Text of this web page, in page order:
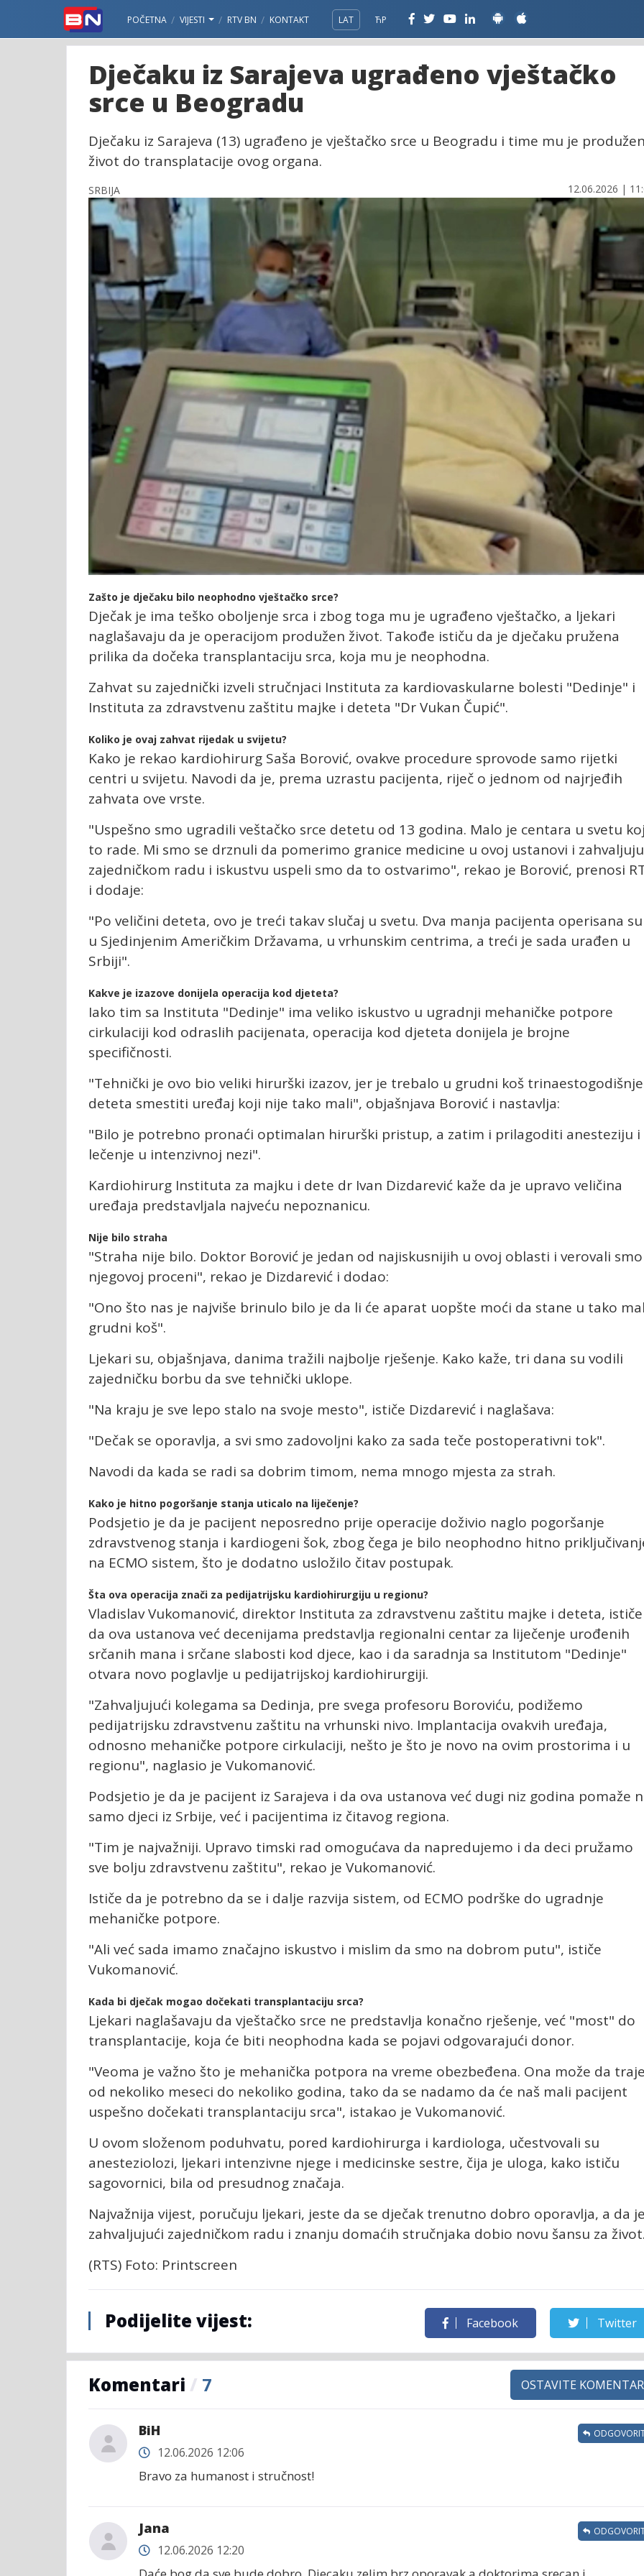
POČETNA VIJESTI RTV BN KONTAKT LAT ЋР
Dječaku iz Sarajeva ugrađeno vještačko
srce u Beogradu
Dječaku iz Sarajeva (13) ugrađeno je vještačko srce u Beogradu i time mu je
život do transplatacije ovog organa.
SRBIJA 12.06.2026 |
Zašto je dječaku bilo neophodno vještačko srce?
Dječak je ima teško oboljenje srca i zbog toga mu je ugrađeno vještačko, a ljekari
naglašavaju da je operacijom produžen život. Takođe ističu da je dječaku pružena
prilika da dočeka transplantaciju srca, koja mu je neophodna.
Zahvat su zajednički izveli stručnjaci Instituta za kardiovaskularne bolesti "Dedinje" i
Instituta za zdravstvenu zaštitu majke i deteta "Dr Vukan Čupić".
Koliko je ovaj zahvat rijedak u svijetu?
Kako je rekao kardiohirurg Saša Borović, ovakve procedure sprovode samo rijetki
centri u svijetu. Navodi da je, prema uzrastu pacijenta, riječ o jednom od najrjeđih
zahvata ove vrste.
"Uspešno smo ugradili veštačko srce detetu od 13 godina. Malo je centara u svetu
to rade. Mi smo se drznuli da pomerimo granice medicine u ovoj ustanovi i
zajedničkom radu i iskustvu uspeli smo da to ostvarimo", rekao je Borović, prenosi
i dodaje:
"Po veličini deteta, ovo je treći takav slučaj u svetu. Dva manja pacijenta operisana su
u Sjedinjenim Američkim Državama, u vrhunskim centrima, a treći je sada urađen u
Srbiji".
Kakve je izazove donijela operacija kod djeteta?
Iako tim sa Instituta "Dedinje" ima veliko iskustvo u ugradnji mehaničke potpore
cirkulaciji kod odraslih pacijenata, operacija kod djeteta donijela je brojne
specifičnosti.
"Tehnički je ovo bio veliki hirurški izazov, jer je trebalo u grudni koš
deteta smestiti uređaj koji nije tako mali", objašnjava Borović i nastavlja:
"Bilo je potrebno pronaći optimalan hirurški pristup, a zatim i prilagoditi anesteziju i
lečenje u intenzivnoj nezi".
Kardiohirurg Instituta za majku i dete dr Ivan Dizdarević kaže da je upravo veličina
uređaja predstavljala najveću nepoznanicu.
Nije bilo straha
"Straha nije bilo. Doktor Borović je jedan od najiskusnijih u ovoj oblasti i verovali smo
njegovoj proceni", rekao je Dizdarević i dodao:
"Ono što nas je najviše brinulo bilo je da li će aparat uopšte moći da stane u tako
grudni koš".
Ljekari su, objašnjava, danima tražili najbolje rješenje. Kako kaže, tri dana su vodili
zajedničku borbu da sve tehnički uklope.
"Na kraju je sve lepo stalo na svoje mesto", ističe Dizdarević i naglašava:
"Dečak se oporavlja, a svi smo zadovoljni kako za sada teče postoperativni tok".
Navodi da kada se radi sa dobrim timom, nema mnogo mjesta za strah.
Kako je hitno pogoršanje stanja uticalo na liječenje?
Podsjetio je da je pacijent neposredno prije operacije doživio naglo pogoršanje
zdravstvenog stanja i kardiogeni šok, zbog čega je bilo neophodno hitno
na ECMO sistem, što je dodatno usložilo čitav postupak.
Šta ova operacija znači za pedijatrijsku kardiohirurgiju u regionu?
Vladislav Vukomanović, direktor Instituta za zdravstvenu zaštitu majke i deteta, ističe
da ova ustanova već decenijama predstavlja regionalni centar za liječenje urođenih
srčanih mana i srčane slabosti kod djece, kao i da saradnja sa Institutom "Dedinje"
otvara novo poglavlje u pedijatrijskoj kardiohirurgiji.
"Zahvaljujući kolegama sa Dedinja, pre svega profesoru Boroviću, podižemo
pedijatrijsku zdravstvenu zaštitu na vrhunski nivo. Implantacija ovakvih uređaja,
odnosno mehaničke potpore cirkulaciji, nešto je što je novo na ovim prostorima i u
regionu", naglasio je Vukomanović.
Podsjetio je da je pacijent iz Sarajeva i da ova ustanova već dugi niz godina pomaže
samo djeci iz Srbije, već i pacijentima iz čitavog regiona.
"Tim je najvažniji. Upravo timski rad omogućava da napredujemo i da deci pružamo
sve bolju zdravstvenu zaštitu", rekao je Vukomanović.
Ističe da je potrebno da se i dalje razvija sistem, od ECMO podrške do ugradnje
mehaničke potpore.
"Ali već sada imamo značajno iskustvo i mislim da smo na dobrom putu", ističe
Vukomanović.
Kada bi dječak mogao dočekati transplantaciju srca?
Ljekari naglašavaju da vještačko srce ne predstavlja konačno rješenje, već "most" do
transplantacije, koja će biti neophodna kada se pojavi odgovarajući donor.
"Veoma je važno što je mehanička potpora na vreme obezbeđena. Ona može da
od nekoliko meseci do nekoliko godina, tako da se nadamo da će naš mali pacijent
uspešno dočekati transplantaciju srca", istakao je Vukomanović.
U ovom složenom poduhvatu, pored kardiohirurga i kardiologa, učestvovali su
anesteziolozi, ljekari intenzivne njege i medicinske sestre, čija je uloga, kako ističu
sagovornici, bila od presudnog značaja.
Najvažnija vijest, poručuju ljekari, jeste da se dječak trenutno dobro oporavlja, a da
zahvaljujući zajedničkom radu i znanju domaćih stručnjaka dobio novu šansu za
(RTS) Foto: Printscreen
Podijelite vijest: Facebook Twitter
Komentari / 7 OSTAVITE KOMENTAR
BiH
12.06.2026 12:06
Bravo za humanost i stručnost!
Jana
12.06.2026 12:20